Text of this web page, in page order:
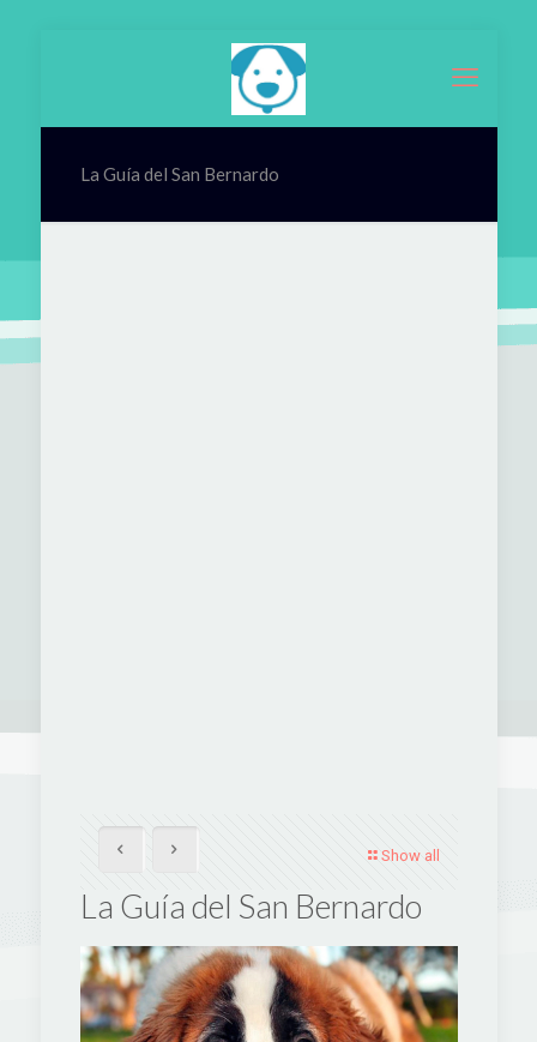
La Guía del San Bernardo
Show all
La Guía del San Bernardo